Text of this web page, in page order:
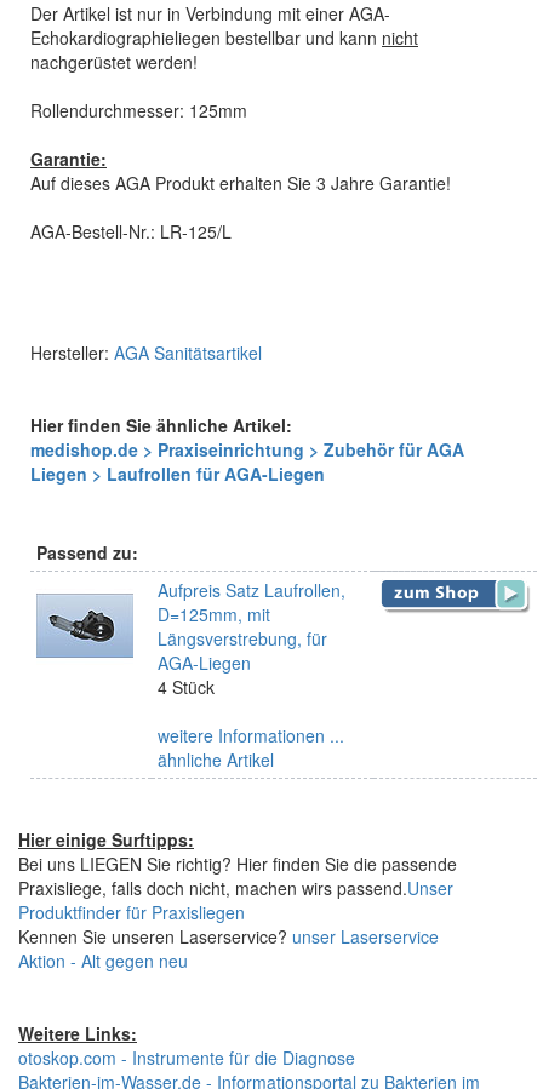
Der Artikel ist nur in Verbindung mit einer AGA-
Echokardiographieliegen bestellbar und kann nicht
nachgerüstet werden!
Rollendurchmesser: 125mm
Garantie:
Auf dieses AGA Produkt erhalten Sie 3 Jahre Garantie!
AGA-Bestell-Nr.: LR-125/L
Hersteller: AGA Sanitätsartikel
Hier finden Sie ähnliche Artikel:
medishop.de > Praxiseinrichtung > Zubehör für AGA
Liegen > Laufrollen für AGA-Liegen
Passend zu:
Aufpreis Satz Laufrollen,
D=125mm, mit
Längsverstrebung, für
AGA-Liegen
4 Stück
weitere Informationen ...
ähnliche Artikel
Hier einige Surftipps:
Bei uns LIEGEN Sie richtig? Hier finden Sie die passende
Praxisliege, falls doch nicht, machen wirs passend.Unser
Produktfinder für Praxisliegen
Kennen Sie unseren Laserservice? unser Laserservice
Aktion - Alt gegen neu
Weitere Links:
otoskop.com - Instrumente für die Diagnose
Bakterien-im-Wasser.de - Informationsportal zu Bakterien im